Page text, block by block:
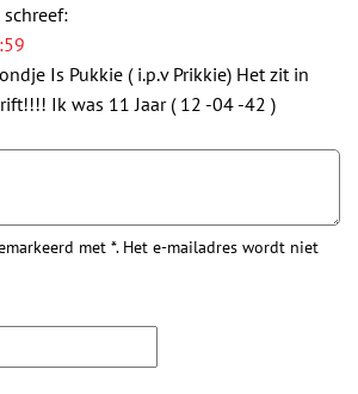
schreef:
Is Pukkie ( i.p.v Prikkie) Het zit in
Ik was 11 Jaar ( 12 -04 -42 )
met *. Het e-mailadres wordt niet